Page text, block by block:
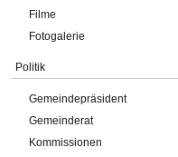
Filme
Fotogalerie
Politik
Gemeindepräsident
Gemeinderat
Kommissionen